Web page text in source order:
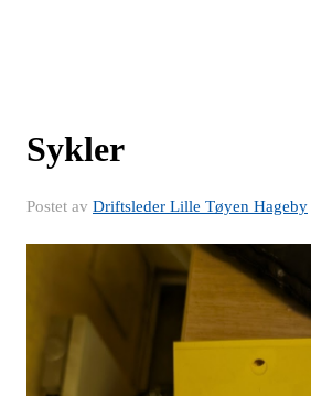
Sykler
Postet av Driftsleder Lille Tøyen Hageby